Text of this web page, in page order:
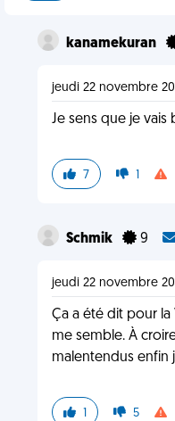
kanamekuran
jeudi 22 novembre
Je sens que je
7 1
Schmik 9
jeudi 22 novembre
Ça a été dit pour la
me semble. À
malentendus enfin
1 5